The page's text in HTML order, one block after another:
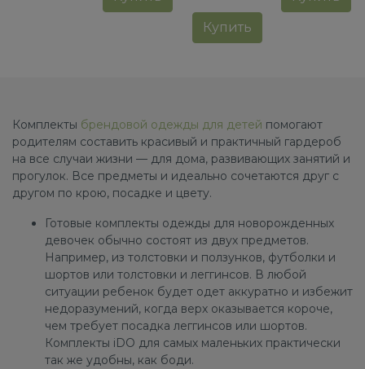
Купить
Комплекты брендовой одежды для детей помогают
родителям составить красивый и практичный гардероб
на все случаи жизни — для дома, развивающих занятий и
прогулок. Все предметы и идеально сочетаются друг с
другом по крою, посадке и цвету.
Готовые комплекты одежды для новорожденных
девочек обычно состоят из двух предметов.
Например, из толстовки и ползунков, футболки и
шортов или толстовки и леггинсов. В любой
ситуации ребенок будет одет аккуратно и избежит
недоразумений, когда верх оказывается короче,
чем требует посадка леггинсов или шортов.
Комплекты iDO для самых маленьких практически
так же удобны, как боди.